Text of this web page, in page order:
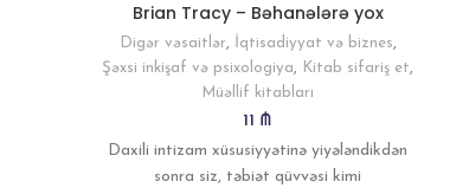
Brian Tracy – Bəhanələrə yox
Digər vəsaitlər, İqtisadiyyat və biznes,
Şəxsi inkişaf və psixologiya, Kitab sifariş et,
Müəllif kitabları
11 ₼
Daxili intizam xüsusiyyətinə yiyələndikdən
sonra siz, tə­bi­ət qüvvəsi kimi